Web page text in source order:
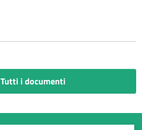
Tutti i documenti